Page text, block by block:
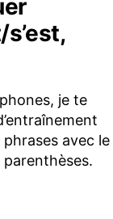
je te
avec le